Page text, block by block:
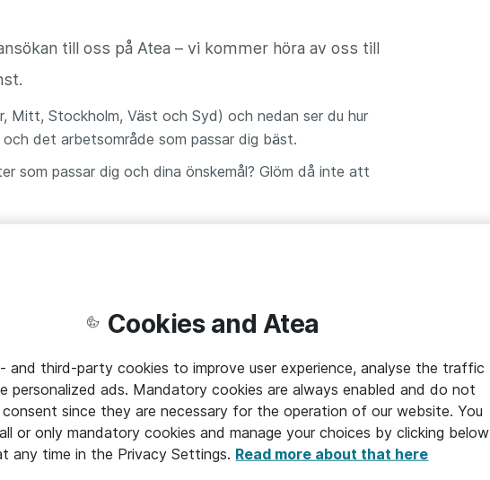
till oss på Atea – vi kommer höra av oss till
Mitt, Stockholm, Väst och Syd) och nedan ser du hur
det arbetsområde som passar dig bäst.
som passar dig och dina önskemål? Glöm då inte att
annonseras
till praktik och exjobb.
Cookies and Atea
and third-party cookies to improve user experience, analyse the traffic
personalized ads. Mandatory cookies are always enabled and do not
consent since they are necessary for the operation of our website. You
or only mandatory cookies and manage your choices by clicking below
any time in the Privacy Settings. Read more about that here